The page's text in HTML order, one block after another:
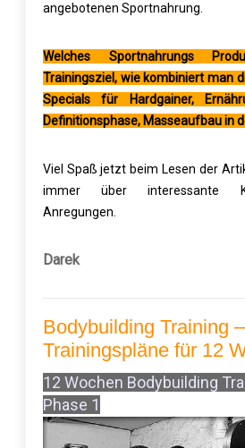
angebotenen Sportnahrung.
Welches Sportnahrungs
Trainingsziel, wie kombiniert man
Specials für Hardgainer,
Definitionsphase, Masseaufbau in
Viel Spaß jetzt beim Lesen der
immer über interessante
Anregungen.
Darek
Bodybuilding Training –
Trainingspläne für 12
12 Wochen Bodybuilding
Phase 1